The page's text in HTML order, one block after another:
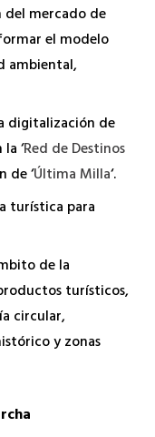
del mercado de
el modelo
ambiental,
digitalización de
‘Red de Destinos
de ‘Última Milla‘.
turística para
de la
turísticos,
circular,
y zonas